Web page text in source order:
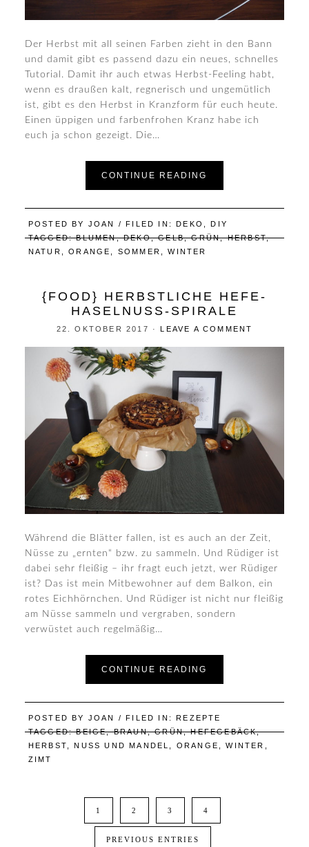
Der Herbst mit all seinen Farben zieht in den Bann
und damit gibt es passend dazu ein neues, schnelles
Tutorial. Damit ihr auch etwas Herbst-Feeling habt,
wenn es draußen kalt, regnerisch und ungemütlich
ist, gibt es den Herbst in Kranzform für euch heute.
Einen üppigen und farbenfrohen Kranz habe ich
euch ja schon gezeigt. Die…
CONTINUE READING
POSTED BY JOAN / FILED IN:DEKO ,DIY
TAGGED:BLUMEN,DEKO,GELB,GRÜN,HERBST,
NATUR
,ORANGE SOMMER ,WINTER
{FOOD} HERBSTLICHE HEFE-
HASELNUSS-SPIRALE
22. OKTOBER 2017 ·LEAVE A COMMENT
Während die Blätter fallen, ist es auch an der Zeit,
Nüsse zu „ernten“ bzw. zu sammeln. Und Rüdiger ist
dabei sehr fleißig – ihr fragt euch jetzt, wer Rüdiger
ist? Das ist mein Mitbewohner auf dem Balkon, ein
rotes Eichhörnchen. Und Rüdiger ist nicht nur fleißig
am Nüsse sammeln und vergraben, sondern
verwüstet auch regelmäßig…
CONTINUE READING
POSTED BY JOAN / FILED IN:REZEPTE
TAGGED:BEIGE,BRAUN,GRÜN,HEFEGEBÄCK,
HERBST ,NUSS UND MANDEL ORANGE ,WINTER
ZIMT
1 2 3 4
PREVIOUS ENTRIES